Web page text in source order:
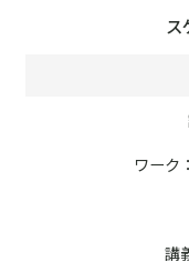
ス
ワーク
講